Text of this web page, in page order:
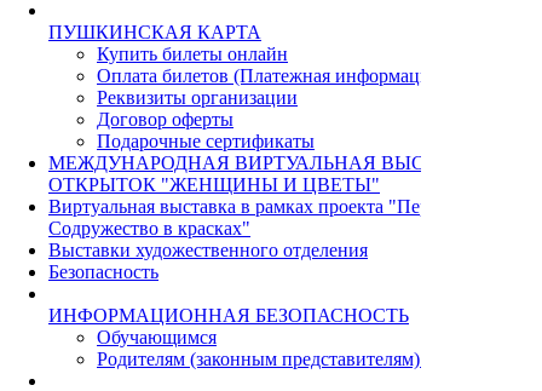
ПУШКИНСКАЯ КАРТА
Купить билеты онлайн
Оплата билетов (Платежная информация)
Реквизиты организации
Договор оферты
Подарочные сертификаты
МЕЖДУНАРОДНАЯ ВИРТУАЛЬНАЯ ВЫСТАВКА
ОТКРЫТОК "ЖЕНЩИНЫ И ЦВЕТЫ"
Виртуальная выставка в рамках проекта "Пермь - Циндао.
Содружество в красках"
Выставки художественного отделения
Безопасность
ИНФОРМАЦИОННАЯ БЕЗОПАСНОСТЬ
Обучающимся
Родителям (законным представителям) учащихся